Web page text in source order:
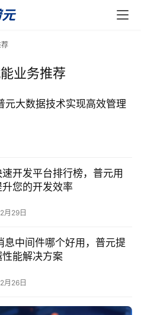
业务推荐
元大数据技术实现高效管理
开发平台排行榜，普元用
您的开发效率
月29日
息中间件哪个好用，普元提
能解决方案
月26日